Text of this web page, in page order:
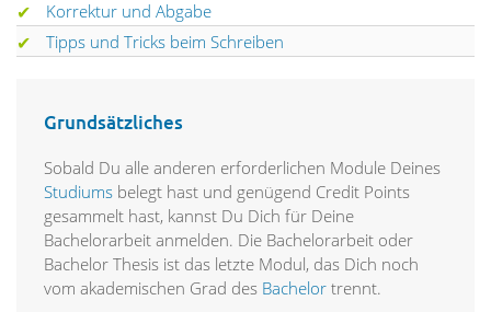
Korrektur und Abgabe
Tipps und Tricks beim Schreiben
Grundsätzliches
Sobald Du alle anderen erforderlichen Module Deines
Studiums belegt hast und genügend Credit Points
gesammelt hast, kannst Du Dich für Deine
Bachelorarbeit anmelden. Die Bachelorarbeit oder
Bachelor Thesis ist das letzte Modul, das Dich noch
vom akademischen Grad des Bachelor trennt.